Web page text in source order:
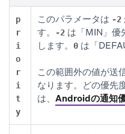
p
r
i
o
r
i
t
y
このパラメータは -2
す。
-2 は「MIN」優
します。
0 は「
この範囲外の値が送
なります。どの優先
は、 Androidの通知